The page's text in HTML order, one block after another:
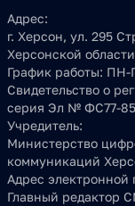
Адрес:
г. Херсон, ул. 295
Херсонской области
График работы: ПН-
Свидетельство о
серия Эл № ФС77-
Учредитель:
Министерство
коммуникаций
Адрес электронной
Главный редактор